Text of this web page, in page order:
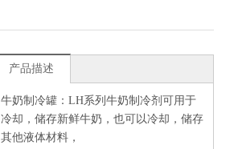
产品描述
牛奶制冷罐：LH系列牛奶制冷剂可用于
冷却，储存新鲜牛奶，也可以冷却，储存
其他液体材料，